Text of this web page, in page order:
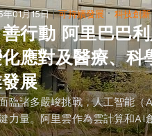
01月15日 |可持續發展· 科技創新
行動 阿里巴巴
應對及醫療、科
展
臨諸多嚴峻挑戰，人工智能（
力量。阿里雲作為雲計算和AI